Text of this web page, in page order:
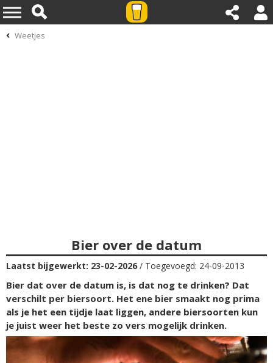
Weetjes
Bier over de datum
Laatst bijgewerkt: 23-02-2026 / Toegevoegd: 24-09-2013
Bier dat over de datum is, is dat nog te drinken? Dat
verschilt per biersoort. Het ene bier smaakt nog prima
als je het een tijdje laat liggen, andere biersoorten kun
je juist weer het beste zo vers mogelijk drinken.